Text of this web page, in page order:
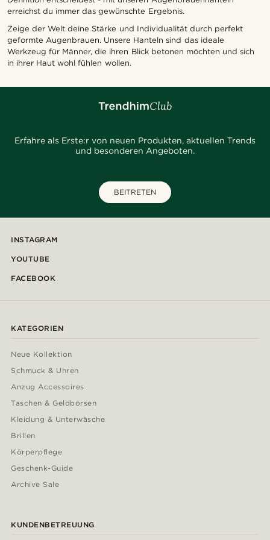
erreichst du immer das gewünschte Ergebnis.
Zeige der Welt deine Stärke und Individualität durch perfekt
geformte Augenbrauen. Unsere Hanteln sind das ideale
Werkzeug für Männer, die ihren Blick betonen möchten und sich
in ihrer Haut wohl fühlen wollen.
Erfahre als Erste:r von neuen Produkten, aktuellen Trends
und besonderen Angeboten.
BEITRETEN
INSTAGRAM
YOUTUBE
FACEBOOK
KATEGORIEN
Neue Kollektion
Schmuck & Uhren
Anzug Accessoires
Taschen & Geldbörsen
Kleidung & Unterwäsche
Brillen
Körperpflege
Geschenk-Guide
Archive Sale
KUNDENBETREUUNG